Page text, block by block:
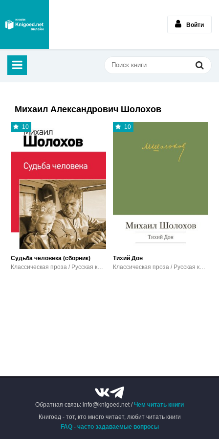
Войти
Михаил Александрович Шолохов
10
Судьба человека (сборник)
Классическая проза / Русская классическая проза
10
Тихий Дон
Классическая проза / Русская классическая проза
Обратная связь: info@knigoed.net /Чем читать книги
Книгоед - тот, кто много читает, любит читать книги
FAQ - часто задаваемые вопросы